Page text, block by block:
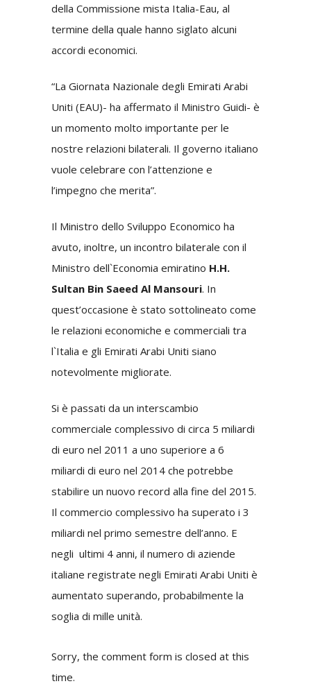
della Commissione mista Italia-Eau, al
termine della quale hanno siglato alcuni
accordi economici.
“La Giornata Nazionale degli Emirati Arabi
Uniti (EAU)- ha affermato il Ministro Guidi- è
un momento molto importante per le
nostre relazioni bilaterali. Il governo italiano
vuole celebrare con l’attenzione e
l’impegno che merita”.
Il Ministro dello Sviluppo Economico ha
avuto, inoltre, un incontro bilaterale con il
Ministro dell`Economia emiratino H.H.
Sultan Bin Saeed Al Mansouri. In
quest’occasione è stato sottolineato come
le relazioni economiche e commerciali tra
l`Italia e gli Emirati Arabi Uniti siano
notevolmente migliorate.
Si è passati da un interscambio
commerciale complessivo di circa 5 miliardi
di euro nel 2011 a uno superiore a 6
miliardi di euro nel 2014 che potrebbe
stabilire un nuovo record alla fine del 2015.
Il commercio complessivo ha superato i 3
miliardi nel primo semestre dell’anno. E
negli ultimi 4 anni, il numero di aziende
italiane registrate negli Emirati Arabi Uniti è
aumentato superando, probabilmente la
soglia di mille unità.
Sorry, the comment form is closed at this
time.